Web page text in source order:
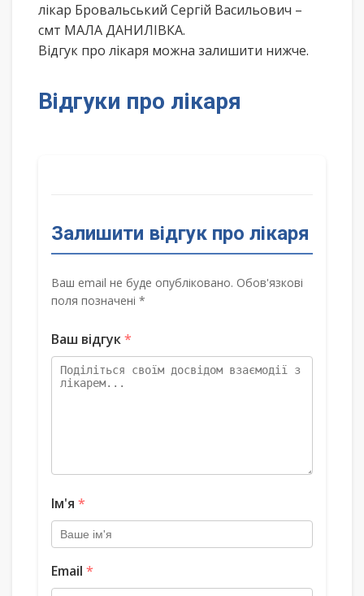
лікар Бровальський Сергій Васильович –
смт МАЛА ДАНИЛІВКА.
Відгук про лікаря можна залишити нижче.
Відгуки про лікаря
Залишити відгук про лікаря
Ваш email не буде опубліковано. Обов'язкові
поля позначені *
Ваш відгук*
Ім'я *
Email *